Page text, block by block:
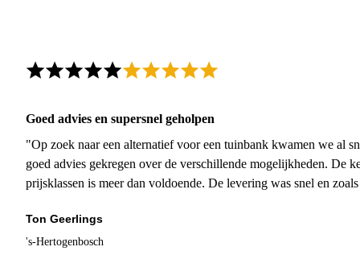
Goed advies en supersnel geholpen
"Op zoek naar een alternatief voor een tuinbank kwamen we al
goed advies gekregen over de verschillende mogelijkheden. De
prijsklassen is meer dan voldoende. De levering was snel en
Ton Geerlings
's-Hertogenbosch